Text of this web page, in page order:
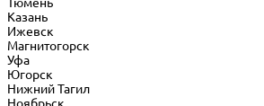
Казань
Ижевск
Магнитогорск
Уфа
Югорск
Нижний Тагил